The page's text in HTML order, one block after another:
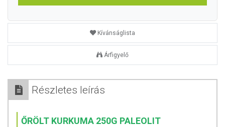
Kívánságlista
Árfigyelő
Részletes leírás
ŐRÖLT KURKUMA 250G PALEOLIT